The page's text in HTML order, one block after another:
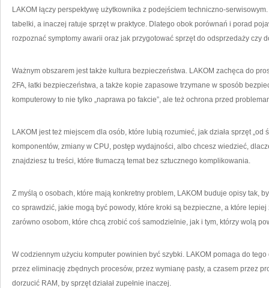
LAKOM łączy perspektywę użytkownika z podejściem techniczno-
tabelki, a inaczej ratuje sprzęt w praktyce. Dlatego obok porównań i porad
rozpoznać symptomy awarii oraz jak przygotować sprzęt do odsprzedaży czy
Ważnym obszarem jest także kultura bezpieczeństwa. LAKOM zachęca do
2FA, łatki bezpieczeństwa, a także kopie zapasowe trzymane w sposób
komputerowy to nie tylko „naprawa po fakcie”, ale też ochrona przed
LAKOM jest też miejscem dla osób, które lubią rozumieć, jak działa sprzęt „od
komponentów, zmiany w CPU, postęp wydajności, albo chcesz wiedzieć,
znajdziesz tu treści, które tłumaczą temat bez sztucznego komplikowania.
Z myślą o osobach, które mają konkretny problem, LAKOM buduje opisy tak,
co sprawdzić, jakie mogą być powody, które kroki są bezpieczne, a które
zarówno osobom, które chcą zrobić coś samodzielnie, jak i tym, którzy wolą
W codziennym użyciu komputer powinien być szybki. LAKOM pomaga do
przez eliminację zbędnych procesów, przez wymianę pasty, a czasem przez
dorzucić RAM, by sprzęt działał zupełnie inaczej.